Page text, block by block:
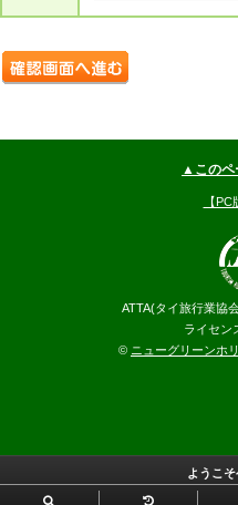
▲このペ
【PC
ATTA(タイ旅行業協
ライセン
© ニューグリーンホ
ようこそ